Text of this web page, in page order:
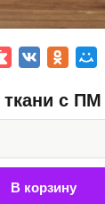
c ПМ
В корзину